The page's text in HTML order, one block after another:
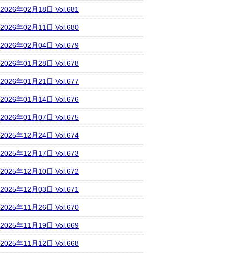
2026年02月18日 Vol.681
2026年02月11日 Vol.680
2026年02月04日 Vol.679
2026年01月28日 Vol.678
2026年01月21日 Vol.677
2026年01月14日 Vol.676
2026年01月07日 Vol.675
2025年12月24日 Vol.674
2025年12月17日 Vol.673
2025年12月10日 Vol.672
2025年12月03日 Vol.671
2025年11月26日 Vol.670
2025年11月19日 Vol.669
2025年11月12日 Vol.668